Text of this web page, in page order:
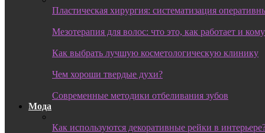
Пластическая хирургия: систематизация
Мезотерапия для волос: что это, как работает и
Как выбрать лучшую косметологическую клинику
Чем хороши твердые духи?
Современные методики отбеливания зубов
Мода
Как используются декоративные рейки в